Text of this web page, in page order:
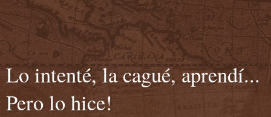
Lo intenté, la cagué, aprendí...
Pero lo hice!